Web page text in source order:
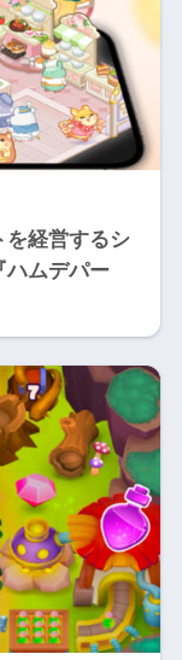
を経営するシ
ハムデパー